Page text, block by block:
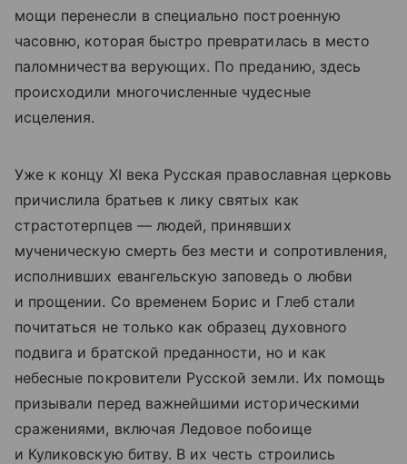
мощи перенесли в специально построенную
часовню, которая быстро превратилась в место
паломничества верующих. По преданию, здесь
происходили многочисленные чудесные
исцеления.
Уже к концу XI века Русская православная церковь
причислила братьев к лику святых как
страстотерпцев — людей, принявших
мученическую смерть без мести и сопротивления,
исполнивших евангельскую заповедь о любви
и прощении. Со временем Борис и Глеб стали
почитаться не только как образец духовного
подвига и братской преданности, но и как
небесные покровители Русской земли. Их помощь
призывали перед важнейшими историческими
сражениями, включая Ледовое побоище
и Куликовскую битву. В их честь строились